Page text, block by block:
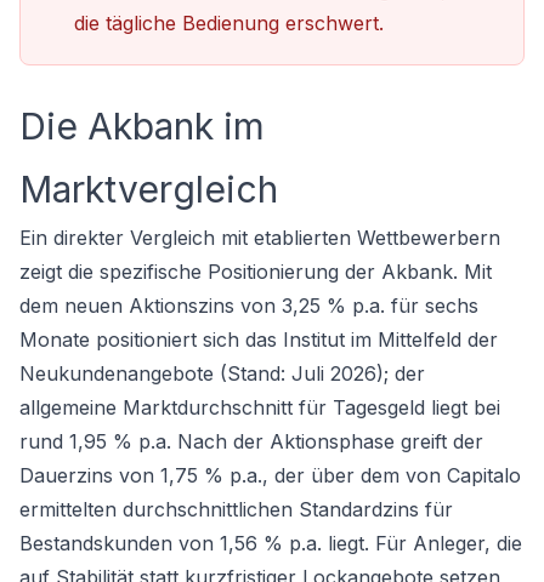
die tägliche Bedienung erschwert.
Die Akbank im
Marktvergleich
Ein direkter Vergleich mit etablierten Wettbewerbern
zeigt die spezifische Positionierung der Akbank. Mit
dem neuen Aktionszins von 3,25 % p.a. für sechs
Monate positioniert sich das Institut im Mittelfeld der
Neukundenangebote (Stand: Juli 2026); der
allgemeine Marktdurchschnitt für Tagesgeld liegt bei
rund 1,95 % p.a. Nach der Aktionsphase greift der
Dauerzins von 1,75 % p.a., der über dem von Capitalo
ermittelten durchschnittlichen Standardzins für
Bestandskunden von 1,56 % p.a. liegt. Für Anleger, die
auf Stabilität statt kurzfristiger Lockangebote setzen,